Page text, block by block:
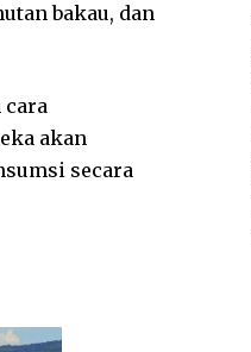
bakau, dan
cara
akan
secara